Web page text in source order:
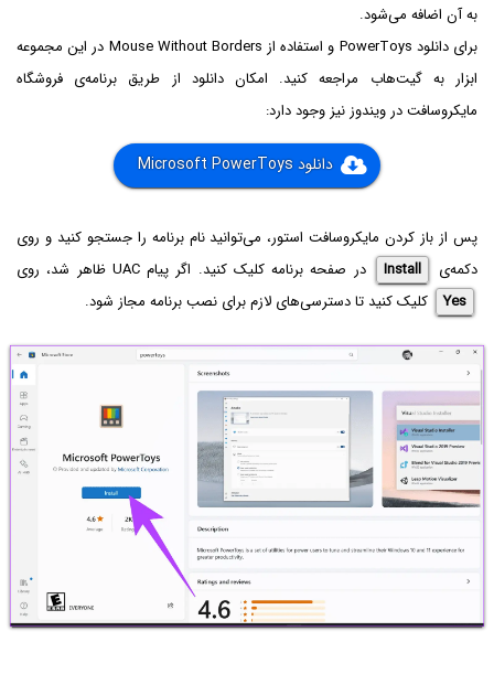
به آن اضافه می‌شود.
برای دانلود PowerToys و استفاده از Mouse Without Borders در این مجموعه
ابزار به گیت‌هاب مراجعه کنید. امکان دانلود از طریق برنامه‌ی فروشگاه
مایکروسافت در ویندوز نیز وجود دارد:
دانلود Microsoft PowerToys
پس از باز کردن مایکروسافت استور، می‌توانید نام برنامه را جستجو کنید و روی
دکمه‌ی
Install
در صفحه برنامه کلیک کنید. اگر پیام UAC ظاهر شد، روی
Yes
کلیک کنید تا دسترسی‌های لازم برای نصب برنامه مجاز شود.